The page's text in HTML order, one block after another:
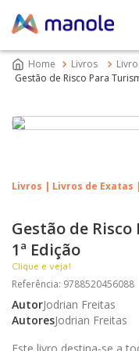
Livros
Gestão de Risco Para
Livros | Livros de Exatas
Gestão de
1ª Edição
Clique e veja!
Referência: 9788520456088
AutorJodrian Freitas
AutoresJodrian Freitas